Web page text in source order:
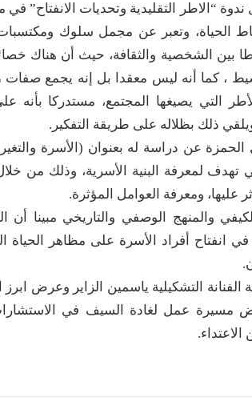
“الاطر التقليدية وتحديات الانفتاح” في
الحياة، وتعبر عن مجمل سلوك
بين الشخصية والثقافة، حيث أن هناك
، كما أنه ليس معقدا بل إنه يجمع صفات
التي يصيغها المجتمع، مستدركا بأنه
ذلك بظلاله على طريقة التفكير.
عن دراسة له بعنوان (الأسرة
لمعرفة البنية الأسرية، وذلك من
عليها، ومعرفة العوامل المؤثرة.
والمنهج الوصفي والتاريخي مبينا أن
أفراد الأسرة على مظاهر الحياة
التشكيلية ياسمين الزاير وعرض ابرز
عمل لغادة السيف في الاستشارات